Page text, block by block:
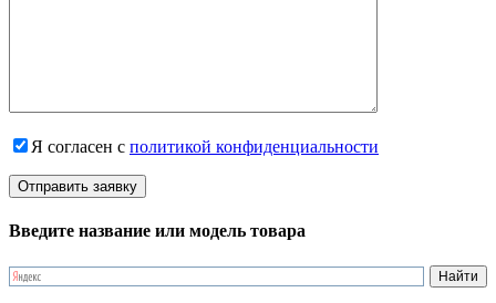
Я согласен с политикой конфиденциальности
Введите название или модель товара